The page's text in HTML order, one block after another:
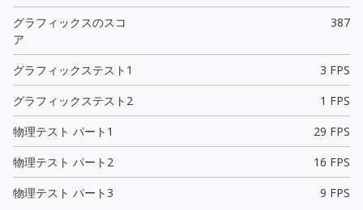
グラフィックスのスコ
ア
387
グラフィックステスト1
3 FPS
グラフィックステスト2
1 FPS
物理テスト パート1
29 FPS
物理テスト パート2
16 FPS
物理テスト パート3
9 FPS